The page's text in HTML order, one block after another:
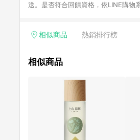
送。​是否符合回饋資格，依LINE購物
「LINE購物通知」之官方帳號訊息通
相似商品 熱銷排行榜
相似商品